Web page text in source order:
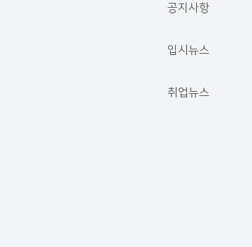
공지사항
입시뉴스
취업뉴스